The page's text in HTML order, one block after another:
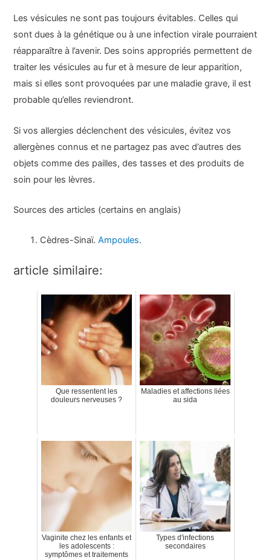
Les vésicules ne sont pas toujours évitables. Celles qui
sont dues à la génétique ou à une infection virale pourraient
réapparaître à l’avenir. Des soins appropriés permettent de
traiter les vésicules au fur et à mesure de leur apparition,
mais si elles sont provoquées par une maladie grave, il est
probable qu’elles reviendront.
Si vos allergies déclenchent des vésicules, évitez vos
allergènes connus et ne partagez pas avec d’autres des
objets comme des pailles, des tasses et des produits de
soin pour les lèvres.
Sources des articles (certains en anglais)
Cèdres-Sinaï.Ampoules.
article similaire:
Que ressentent les
douleurs nerveuses ?
Maladies et affections liées
au sida
Vaginite chez les enfants et
les adolescents :
symptômes et traitements
Types d'infections
secondaires